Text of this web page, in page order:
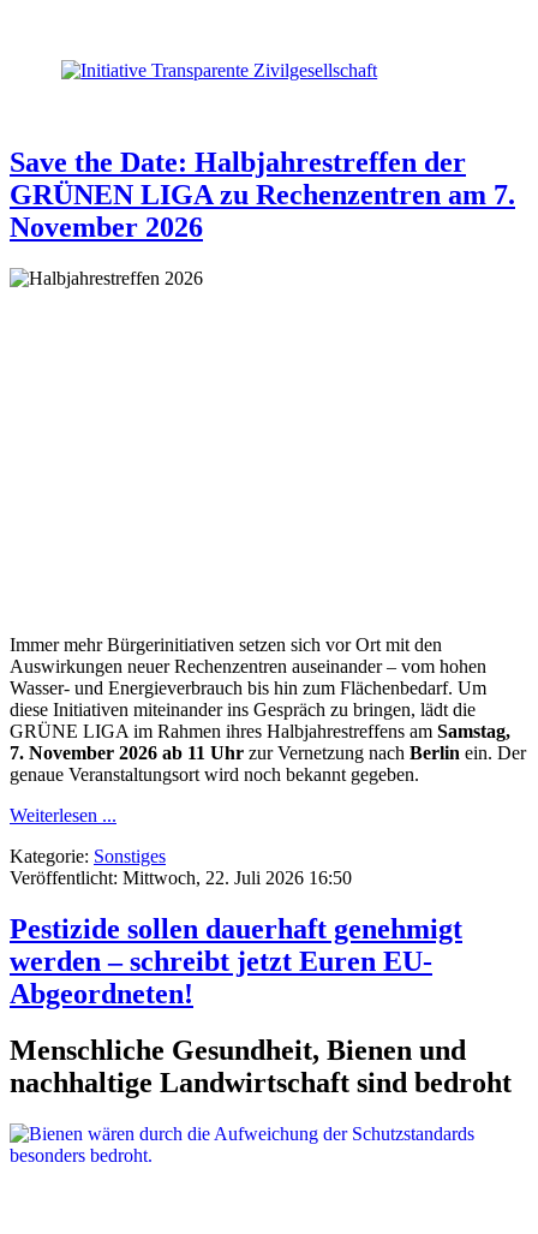
Save the Date: Halbjahrestreffen der
GRÜNEN LIGA zu Rechenzentren am 7.
November 2026
Immer mehr Bürgerinitiativen setzen sich vor Ort mit den
Auswirkungen neuer Rechenzentren auseinander – vom hohen
Wasser- und Energieverbrauch bis hin zum Flächenbedarf. Um
diese Initiativen miteinander ins Gespräch zu bringen, lädt die
GRÜNE LIGA im Rahmen ihres Halbjahrestreffens am Samstag,
7. November 2026 ab 11 Uhr zur Vernetzung nach Berlin ein. Der
genaue Veranstaltungsort wird noch bekannt gegeben.
Weiterlesen ...
Kategorie: Sonstiges
Veröffentlicht: Mittwoch, 22. Juli 2026 16:50
Pestizide sollen dauerhaft genehmigt
werden – schreibt jetzt Euren EU-
Abgeordneten!
Menschliche Gesundheit, Bienen und
nachhaltige Landwirtschaft sind bedroht